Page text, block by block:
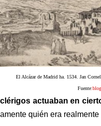
El Alcázar de Madrid ha. 1534. Jan
Fuente
actuaban en
quién era